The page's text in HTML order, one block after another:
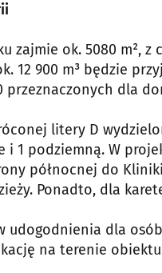
zajmie ok. 5080 m²,
12 900 m³ będzie
przeznaczonych dla
litery D
i 1 podziemną. W
północnej do
Ponadto, dla
udogodnienia dla
na terenie